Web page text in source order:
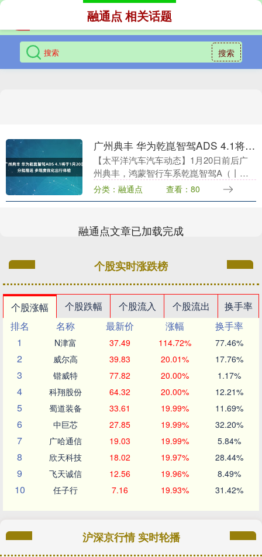
搜索
融通点 相关话题
广州典丰 华为乾崑智驾ADS 4.1将于1月20日分批推送 多维度优化出行体验
【太平洋汽车汽车动态】1月20日前后广
州典丰，鸿蒙智行车系乾崑智驾A（丨）.1
版本将启动分批推送，预计1月30日左右
完成大规模更新，此次升级围绕安全、体
分类：融通点 查看：80
融通点文章已加载完成
个股实时涨跌榜
个股涨幅 个股跌幅 个股流入 个股流出
换手率
排名
名称 最新价 涨幅
换手率
1
N津富 37.49 114.72% 77.46%
2 威尔高 39.83 20.01% 17.76%
3 锴威特 77.82 20.00% 1.17%
4 科翔股份 64.32 20.00% 12.21%
5 蜀道装备 33.61 19.99% 11.69%
6 中巨芯 27.85 19.99% 32.20%
7 广哈通信 19.03 19.99% 5.84%
8 欣天科技 18.02 19.97% 28.44%
9 飞天诚信 12.56 19.96% 8.49%
10 任子行 7.16 19.93% 31.42%
沪深京行情 实时轮播